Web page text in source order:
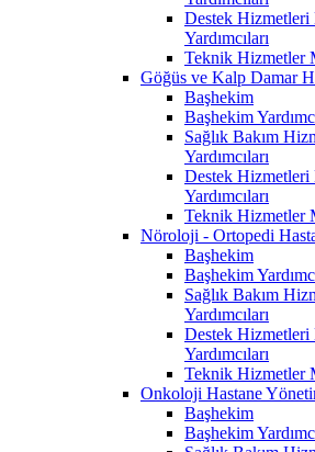
Destek
Yardımcıları
Teknik Hizmetler
Göğüs ve Kalp Damar
Başhekim
Başhekim
Sağlık Bakım
Yardımcıları
Destek
Yardımcıları
Teknik Hizmetler
Nöroloji - Ortopedi
Başhekim
Başhekim
Sağlık Bakım
Yardımcıları
Destek
Yardımcıları
Teknik Hizmetler
Onkoloji Hastane
Başhekim
Başhekim